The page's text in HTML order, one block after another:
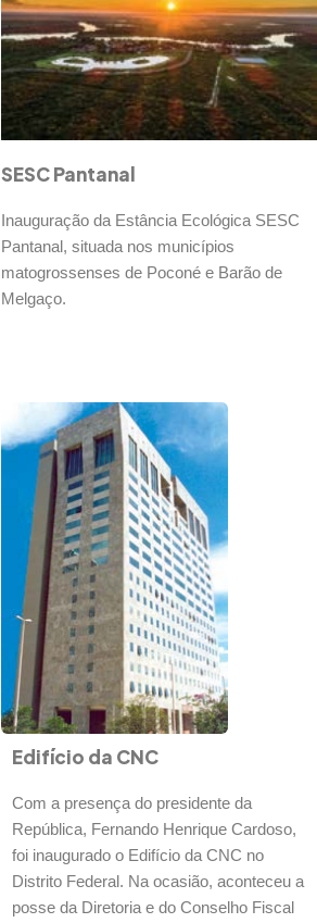
SESC Pantanal
Inauguração da Estância Ecológica SESC
Pantanal, situada nos municípios
matogrossenses de Poconé e Barão de
Melgaço.
Edifício da CNC
Com a presença do presidente da
República, Fernando Henrique Cardoso,
foi inaugurado o Edifício da CNC no
Distrito Federal. Na ocasião, aconteceu a
posse da Diretoria e do Conselho Fiscal